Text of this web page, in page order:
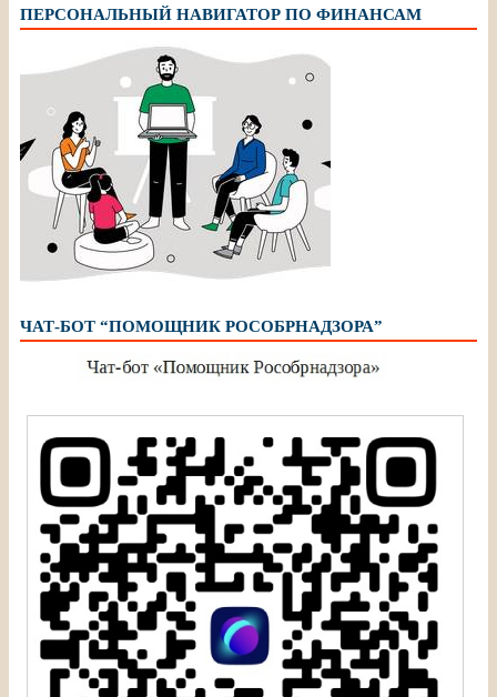
ПЕРСОНАЛЬНЫЙ НАВИГАТОР ПО ФИНАНСАМ
ЧАТ-БОТ “ПОМОЩНИК РОСОБРНАДЗОРА”